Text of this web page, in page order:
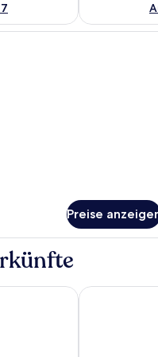
Ein Schlafzimmer mit Bett,
Preise
Atrium Hotel